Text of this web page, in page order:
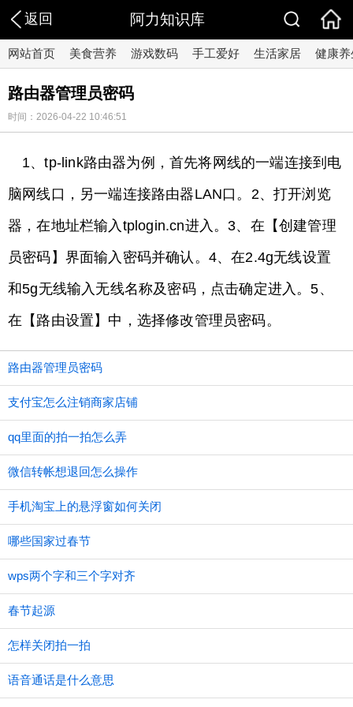
返回 阿力知识库
网站首页 美食营养 游戏数码 手工爱好 生活家居 健康养
路由器管理员密码
时间：2026-04-22 10:46:51
1、tp-link路由器为例，首先将网线的一端连接到电
脑网线口，另一端连接路由器LAN口。2、打开浏览
器，在地址栏输入tplogin.cn进入。3、在【创建管理
员密码】界面输入密码并确认。4、在2.4g无线设置
和5g无线输入无线名称及密码，点击确定进入。5、
在【路由设置】中，选择修改管理员密码。
路由器管理员密码
支付宝怎么注销商家店铺
qq里面的拍一拍怎么弄
微信转帐想退回怎么操作
手机淘宝上的悬浮窗如何关闭
哪些国家过春节
wps两个字和三个字对齐
春节起源
怎样关闭拍一拍
语音通话是什么意思